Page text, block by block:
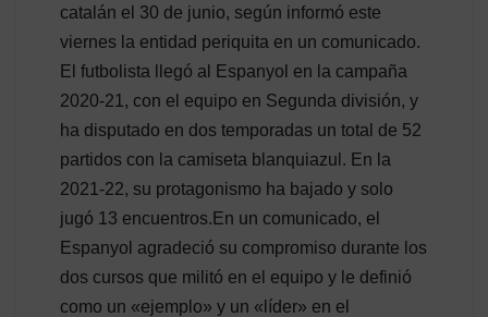
catalán el 30 de junio, según informó este
viernes la entidad periquita en un comunicado.
El futbolista llegó al Espanyol en la campaña
2020-21, con el equipo en Segunda división, y
ha disputado en dos temporadas un total de 52
partidos con la camiseta blanquiazul. En la
2021-22, su protagonismo ha bajado y solo
jugó 13 encuentros.En un comunicado, el
Espanyol agradeció su compromiso durante los
dos cursos que militó en el equipo y le definió
como un «ejemplo» y un «líder» en el